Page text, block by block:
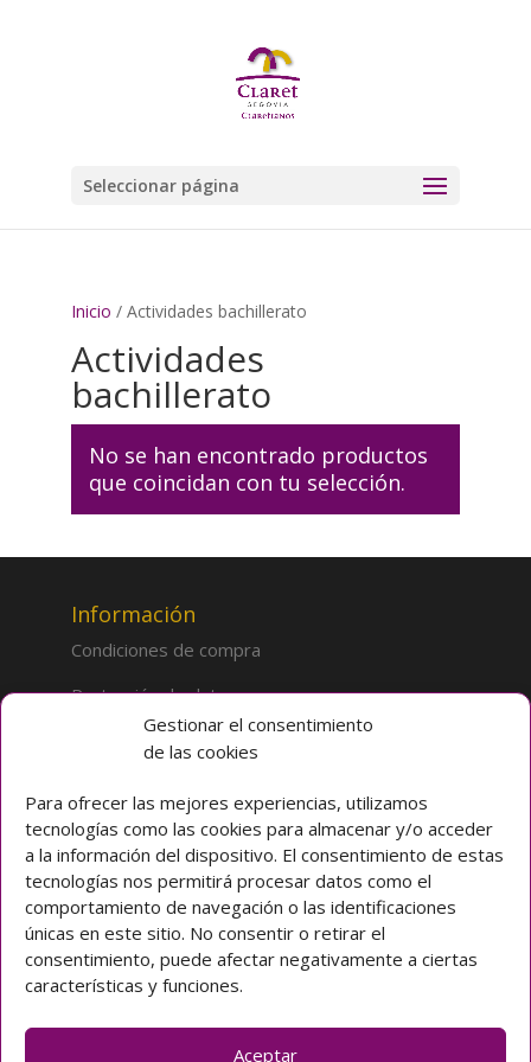
Gestionar el consentimiento
de las cookies
Para ofrecer las mejores experiencias, utilizamos
tecnologías como las cookies para almacenar y/o acceder
a la información del dispositivo. El consentimiento de estas
tecnologías nos permitirá procesar datos como el
comportamiento de navegación o las identificaciones
únicas en este sitio. No consentir o retirar el
consentimiento, puede afectar negativamente a ciertas
características y funciones.
Aceptar
Seleccionar página
Inicio / Actividades bachillerato
Actividades
bachillerato
No se han encontrado productos
que coincidan con tu selección.
Información
Condiciones de compra
Protección de datos
Sobre la tienda
Inicio
Mi cuenta
Preguntas frecuentes
Colegio CLARET
Avda. Padre Claret 3 40003 Segovia (ESPAÑA)
Teléfono: [+34] 921 42 03 00
Email: colegio@claretsegovia.es